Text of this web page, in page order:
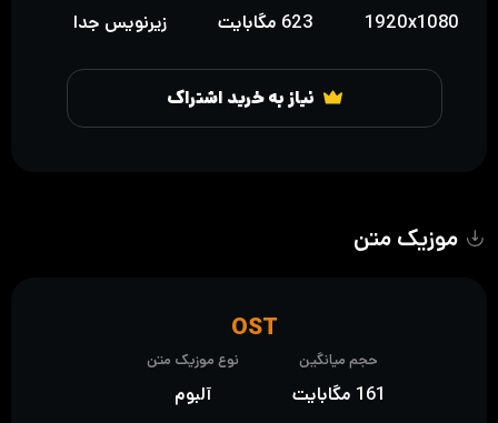
نیاز به خرید اشتراک
1920x1080 623 مگابایت زیرنویس جدا
موزیک متن
حجم میانگین
161 مگابایت
نوع موزیک متن
آلبوم
OST